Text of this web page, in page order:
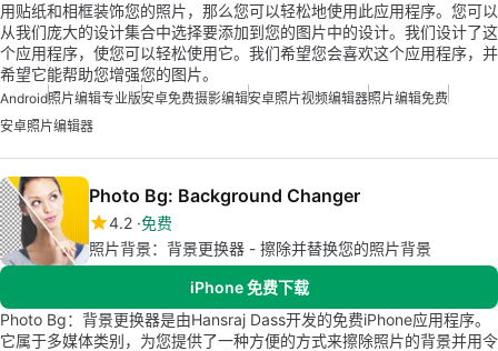
用贴纸和相框装饰您的照片，那么您可以轻松地使用此应用程序。您可以
从我们庞大的设计集合中选择要添加到您的图片中的设计。我们设计了这
个应用程序，使您可以轻松使用它。我们希望您会喜欢这个应用程序，并
希望它能帮助您增强您的图片。
Android照片编辑专业版安卓免费摄影编辑安卓照片视频编辑器照片编辑免费
安卓照片编辑器
Photo Bg: Background Changer
4.2 免费
照片背景：背景更换器 - 擦除并替换您的照片背景
iPhone 免费下载
Photo Bg：背景更换器是由Hansraj Dass开发的免费iPhone应用程序。
它属于多媒体类别，为您提供了一种方便的方式来擦除照片的背景并用令